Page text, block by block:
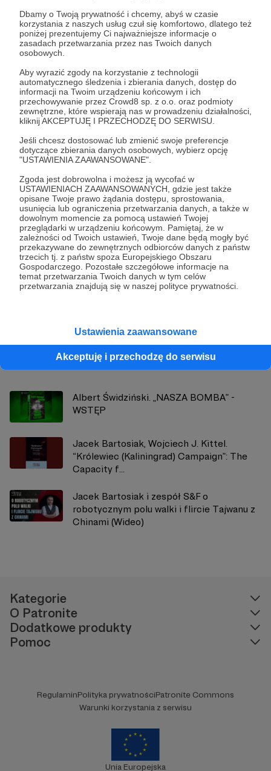
Dbamy o Twoją prywatność i chcemy, abyś w czasie
korzystania z naszych usług czuł się komfortowo, dlatego też
poniżej prezentujemy Ci najważniejsze informacje o
zasadach przetwarzania przez nas Twoich danych
osobowych.
Aby wyrazić zgody na korzystanie z technologii
automatycznego śledzenia i zbierania danych, dostęp do
informacji na Twoim urządzeniu końcowym i ich
przechowywanie przez Crowd8 sp. z o.o. oraz podmioty
zewnętrzne, które wspierają nas w prowadzeniu działalności,
kliknij AKCEPTUJĘ I PRZECHODZĘ DO SERWISU.
Jeśli chcesz dostosować lub zmienić swoje preferencje
dotyczące zbierania danych osobowych, wybierz opcję
"USTAWIENIA ZAAWANSOWANE".
Zgoda jest dobrowolna i możesz ją wycofać w
USTAWIENIACH ZAAWANSOWANYCH, gdzie jest także
opisane Twoje prawo żądania dostępu, sprostowania,
usunięcia lub ograniczenia przetwarzania danych, a także w
dowolnym momencie za pomocą ustawień Twojej
przeglądarki w urządzeniu końcowym. Pamiętaj, że w
zależności od Twoich ustawień, Twoje dane będą mogły być
przekazywane do zewnętrznych odbiorców danych z państw
trzecich tj. z państw spoza Europejskiego Obszaru
Gospodarczego. Pozostałe szczegółowe informacje na
temat przetwarzania Twoich danych w tym celów
przetwarzania znajdują się w naszej polityce prywatności.
Ustawienia zaawansowane
Akceptuję i przechodzę do serwisu
Post dostępny tylko dla Patronów
Aby zobaczyć ten materiał musisz być zalogowany
Zostań Patronem
Zaloguj się
Rosja Bliski Wschód
Udostępnij
Strategy&Future
Zobacz również
Albert Świdziński. „NASZA BOMBA” -
WSTĘP
Jacek Bartosiak, Wojciech J. Kittel.
“Królewiec (Kaliningrad) Campaign”: The
Capacity f...
Jacek Bartosiak i zespół S&F o
robotycznym polu walki i flircie Tajwanu z
Chinami (Wideo)
Kategorie
O Patronite
Dodatkowe produkty
Pomoc
RegulaminPolityka prywatnościPatronite Commons
Warunki korzystania z serwisu
Unia Europejska